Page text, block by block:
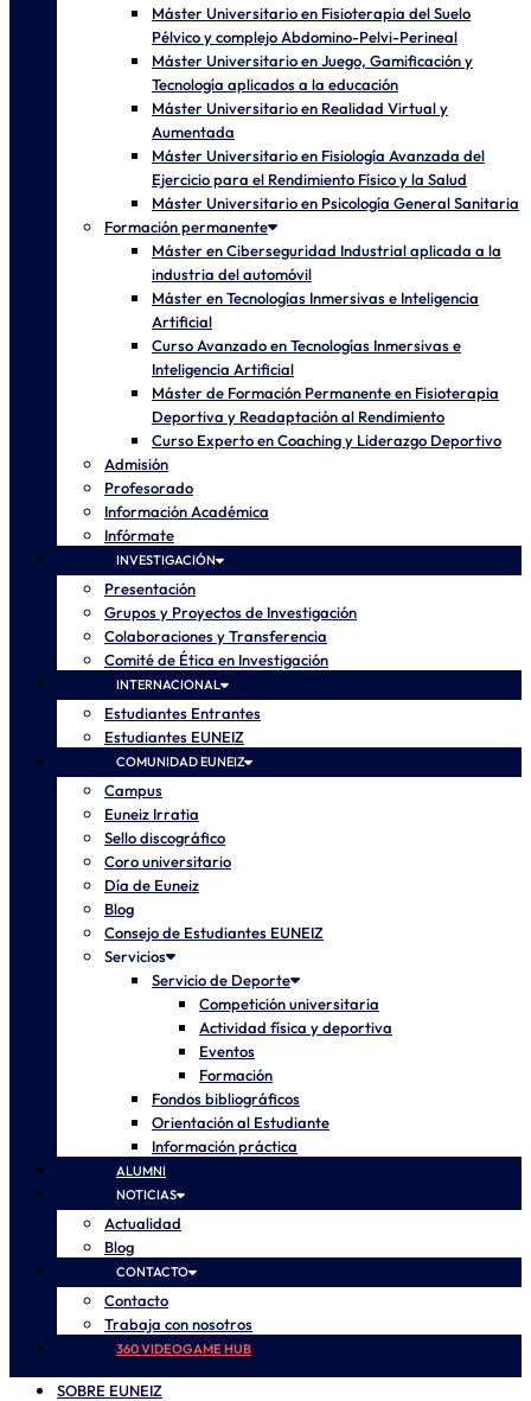
Máster Universitario en Fisioterapia del Suelo
Pélvico y complejo Abdomino-Pelvi-Perineal
Máster Universitario en Juego, Gamificación y
Tecnología aplicados a la educación
Máster Universitario en Realidad Virtual y
Aumentada
Máster Universitario en Fisiología Avanzada del
Ejercicio para el Rendimiento Físico y la Salud
Máster Universitario en Psicología General Sanitaria
Formación permanente
Máster en Ciberseguridad Industrial aplicada a la
industria del automóvil
Máster en Tecnologías Inmersivas e Inteligencia
Artificial
Curso Avanzado en Tecnologías Inmersivas e
Inteligencia Artificial
Máster de Formación Permanente en Fisioterapia
Deportiva y Readaptación al Rendimiento
Curso Experto en Coaching y Liderazgo Deportivo
Admisión
Profesorado
Información Académica
Infórmate
INVESTIGACIÓN
Presentación
Grupos y Proyectos de Investigación
Colaboraciones y Transferencia
Comité de Ética en Investigación
INTERNACIONAL
Estudiantes Entrantes
Estudiantes EUNEIZ
COMUNIDAD EUNEIZ
Campus
Euneiz Irratia
Sello discográfico
Coro universitario
Día de Euneiz
Blog
Consejo de Estudiantes EUNEIZ
Servicios
Servicio de Deporte
Competición universitaria
Actividad física y deportiva
Eventos
Formación
Fondos bibliográficos
Orientación al Estudiante
Información práctica
ALUMNI
NOTICIAS
Actualidad
Blog
CONTACTO
Contacto
Trabaja con nosotros
360 VIDEOGAME HUB
SOBRE EUNEIZ